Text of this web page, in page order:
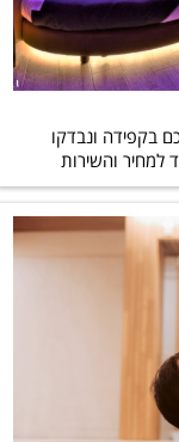
בקפידה ונבדקו
למחיר והשירות